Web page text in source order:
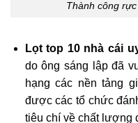
Thành công
Lọt top 10 nhà cái
do ông sáng lập đã
hạng các nền tảng
được các tổ chức
tiêu chí về chất lượng